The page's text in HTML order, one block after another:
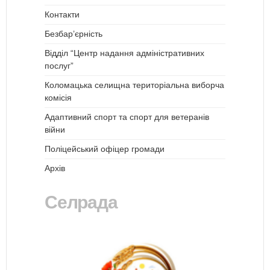
Контакти
Безбар’єрність
Відділ “Центр надання адміністративних
послуг”
Коломацька селищна територіальна виборча
комісія
Адаптивний спорт та спорт для ветеранів
війни
Поліцейський офіцер громади
Архів
Селрада